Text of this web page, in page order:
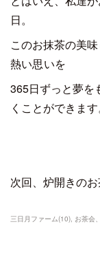
日。
このお抹茶の美味
熱い思いを
365日ずっと夢を
くことができます
次回、炉開きの
三日月ファーム(10) お茶会